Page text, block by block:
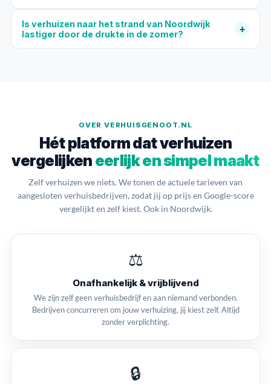
Is verhuizen naar het strand van Noordwijk
lastiger door de drukte in de zomer?
+
OVER VERHUISGENOOT.NL
Hét platform dat verhuizen
vergelijken eerlijk en simpel maakt
Zelf verhuizen we niets. We tonen de actuele tarieven van
aangesloten verhuisbedrijven, zodat jij op prijs en Google-score
vergelijkt en zelf kiest. Ook in Noordwijk.
⚖️
Onafhankelijk & vrijblijvend
We zijn zelf geen verhuisbedrijf en aan niemand verbonden.
Bedrijven concurreren om jouw verhuizing, jij kiest zelf. Altijd
zonder verplichting.
🔒